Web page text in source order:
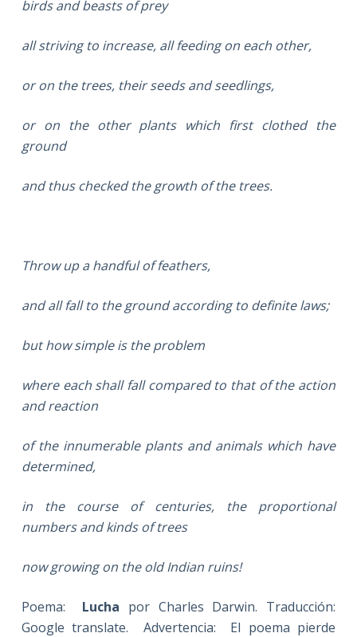
birds and beasts of prey
all striving to increase, all feeding on each other,
or on the trees, their seeds and seedlings,
or on the other plants which first clothed the
ground
and thus checked the growth of the trees.
Throw up a handful of feathers,
and all fall to the ground according to definite laws;
but how simple is the problem
where each shall fall compared to that of the action
and reaction
of the innumerable plants and animals which have
determined,
in the course of centuries, the proportional
numbers and kinds of trees
now growing on the old Indian ruins!
Poema: Lucha por Charles Darwin. Traducción:
Google translate. Advertencia: El poema pierde